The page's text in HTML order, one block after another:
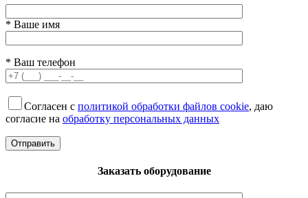
* Ваше имя
* Ваш телефон
Согласен с политикой обработки файлов cookie, даю
согласие на обработку персональных данных
Заказать оборудование